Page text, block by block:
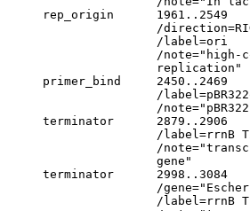
     rep_origin      1961..2549
/
                     /label=ori
/
                     replication"
     primer_bind     2450..2469
/
/
     terminator      2879..2906
/label=rrnB
/
                     gene"
     terminator      2998..3084
/
/label=rrnB